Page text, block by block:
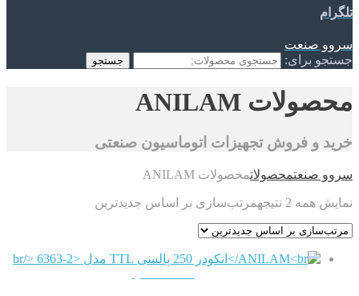
تلگرام
سروو صنعت
جستجو برای:
جستجو
محصولات ANILAM
خرید و فروش تجهیزات اتوماسیون صنعتی
سروو صنعتمحصولاتمحصولات ANILAM
نمایش همه 2 نتیجه مرتب‌سازی بر اساس جدیدترین